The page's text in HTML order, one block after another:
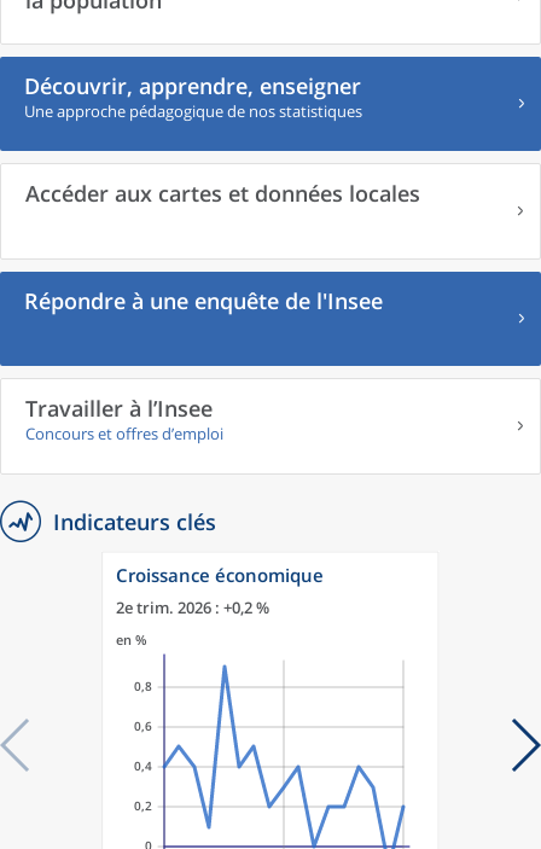
Découvrir, apprendre, enseigner
Une approche pédagogique de nos statistiques
Accéder aux cartes et données locales
Répondre à une enquête de l'Insee
Travailler à l’Insee
Concours et offres d’emploi
Indicateurs clés
Croissance économique
2e trim. 2026 : +0,2 %
0
0,2
0,4
0,6
0,8
en %